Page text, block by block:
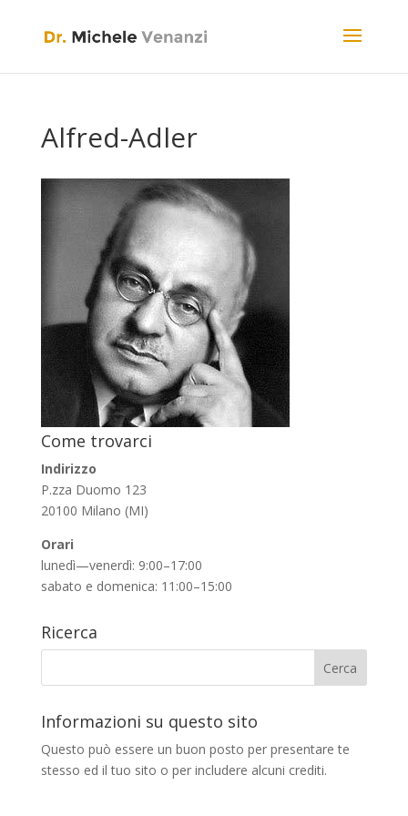
Alfred-Adler
Come trovarci
Indirizzo
P.zza Duomo 123
20100 Milano (MI)
Orari
lunedì—venerdì: 9:00–17:00
sabato e domenica: 11:00–15:00
Ricerca
Informazioni su questo sito
Questo può essere un buon posto per presentare te
stesso ed il tuo sito o per includere alcuni crediti.